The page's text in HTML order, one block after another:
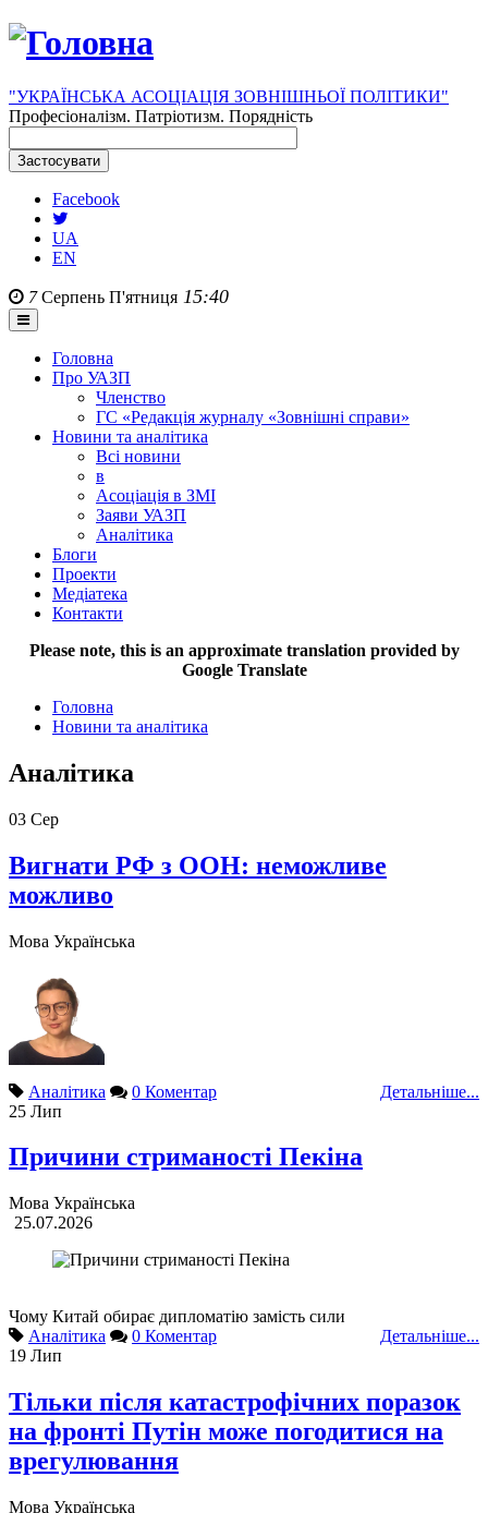
"УКРАЇНСЬКА АСОЦІАЦІЯ ЗОВНІШНЬОЇ ПОЛІТИКИ"
Професіоналізм. Патріотизм. Порядність
Facebook
UA
EN
7Серпень П'ятниця 15:40
Головна
Про УАЗП
Членство
ГС «Редакція журналу «Зовнішні справи»
Новини та аналітика
Всі новини
в
Асоціація в ЗМІ
Заяви УАЗП
Аналітика
Блоги
Проекти
Медіатека
Контакти
Please note, this is an approximate translation provided by
Google Translate
Головна
Новини та аналітика
Аналітика
03 Сер
Вигнати РФ з ООН: неможливе
можливо
Мова Українська
Аналітика 0 Коментар
Детальніше...
25 Лип
Причини стриманості Пекіна
Мова Українська
25.07.2026
Чому Китай обирає дипломатію замість сили
Аналітика
0 Коментар
Детальніше...
19 Лип
Тільки після катастрофічних поразок
на фронті Путін може погодитися на
врегулювання
Мова Українська